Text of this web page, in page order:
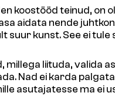
koostööd teinud,
aidata nende
suur kunst. See ei tule
liituda, valida
Nad ei karda
asutajatesse ma ei